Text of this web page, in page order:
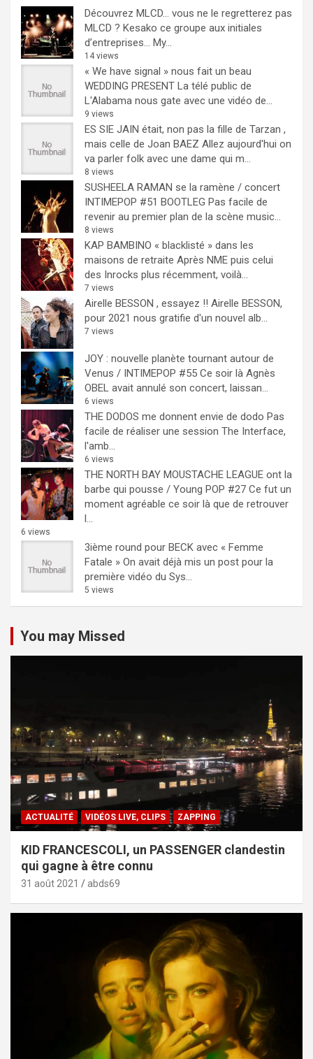
Découvrez MLCD… vous ne le regretterez pas
MLCD ? Kesako ce groupe aux initiales
d’entreprises… My...
14 views
« We have signal » nous fait un beau
WEDDING PRESENT La télé public de
L'Alabama nous gate avec une vidéo de...
9 views
ES SIE JAIN était, non pas la fille de Tarzan ,
mais celle de Joan BAEZ Allez aujourd'hui on
va parler folk avec une dame qui m...
8 views
SUSHEELA RAMAN se la ramène / concert
INTIMEPOP #51 BOOTLEG Pas facile de
revenir au premier plan de la scène music...
8 views
KAP BAMBINO « blacklisté » dans les
maisons de retraite Après NME puis celui
des Inrocks plus récemment, voilà...
7 views
Airelle BESSON , essayez !! Airelle BESSON,
pour 2021 nous gratifie d'un nouvel alb...
7 views
JOY : nouvelle planète tournant autour de
Venus / INTIMEPOP #55 Ce soir là Agnès
OBEL avait annulé son concert, laissan...
6 views
THE DODOS me donnent envie de dodo Pas
facile de réaliser une session The Interface,
l'amb...
6 views
THE NORTH BAY MOUSTACHE LEAGUE ont la
barbe qui pousse / Young POP #27 Ce fut un
moment agréable ce soir là que de retrouver
l...
6 views
3ième round pour BECK avec « Femme
Fatale » On avait déjà mis un post pour la
première vidéo du Sys...
5 views
You may Missed
ACTUALITÉ VIDÉOS LIVE, CLIPS ZAPPING
KID FRANCESCOLI, un PASSENGER clandestin
qui gagne à être connu
31 août 2021 abds69